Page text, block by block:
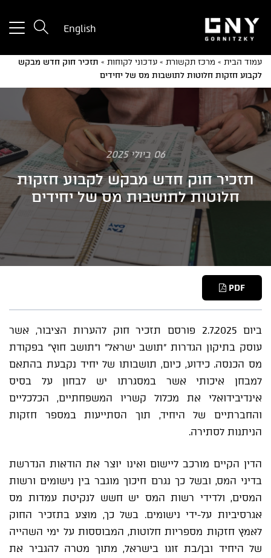
English
עמוד הבית » מרכז תקשורת » עדכוני לקוחות » תזכיר חוק חדש מבקש
לקבוע חזקות חלוטות לתושבות מס של יחידים
06 ביולי 2025
תזכיר חוק חדש מבקש לקבוע חזקות
חלוטות לתושבות מס של יחידים
PDF
ביום 2.7.2025 פורסם תזכיר חוק להערות הציבור, אשר
עוסק בתיקון הגדרות "תושב ישראל" ו"תושב חוץ" בפקודת
מס הכנסה. כידוע, כיום, תושבותו של יחיד נקבעת בהתאם
למבחן איכותי אשר במסגרתו יש לבחון על בסיס
אינדיבידואלי את מכלול קשריו המשפחתיים, הכלכליים
והחברתיים של היחיד, תוך הסתייעות במספר חזקות
הניתנות לסתירה.
הדין הקיים מורכב ליישום ואינו יוצר את הודאות הנדרשת
בדיני המס, ובשל כך נגרם חיכוך מוגבר בין נישומים ורשות
המסים, ולדידי רשות המס יש חשש לנקיטת עמדות מס
אגרסיביות על-ידי נישומים. בשל כך, מוצע בתזכיר החוק
לאמץ חזקות מספריות חלוטות, המבוססות על ימי השהייה
של היחיד ובן/בת זוגו בישראל, מתוך מטרה להגביר את